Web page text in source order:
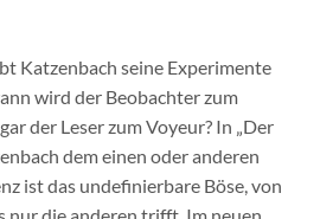
Katzenbach seine Experimente
wird der Beobachter zum
der Leser zum Voyeur? In „Der
dem einen oder anderen
ist das undefinierbare Böse, von